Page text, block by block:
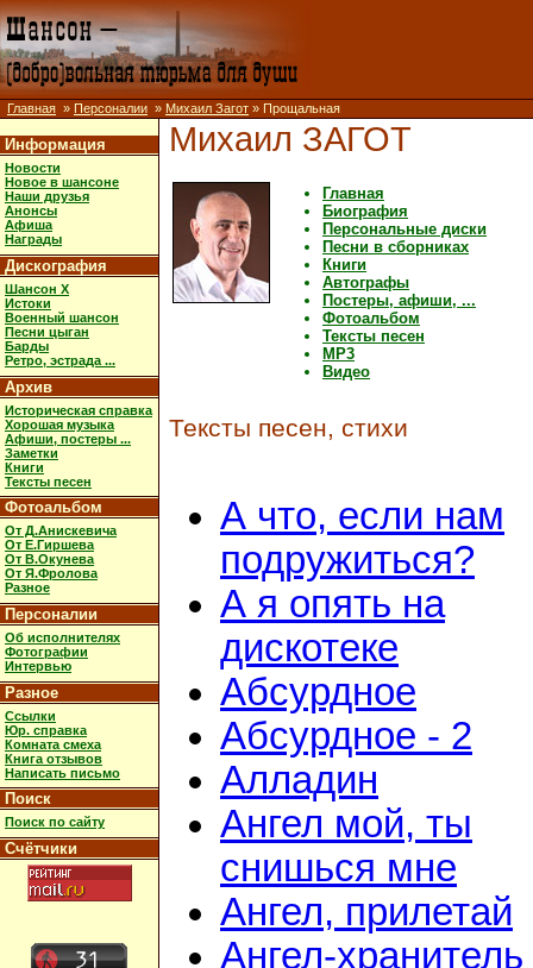
Главная » Персоналии » Михаил Загот » Прощальная
Информация
Новости
Новое в шансоне
Наши друзья
Анонсы
Афиша
Награды
Дискография
Шансон X
Истоки
Военный шансон
Песни цыган
Барды
Ретро, эстрада ...
Архив
Историческая справка
Хорошая музыка
Афиши, постеры ...
Заметки
Книги
Тексты песен
Фотоальбом
От Д.Анискевича
От Е.Гиршева
От В.Окунева
От Я.Фролова
Разное
Персоналии
Об исполнителях
Фотографии
Интервью
Разное
Ссылки
Юр. справка
Комната смеха
Книга отзывов
Написать письмо
Поиск
Поиск по сайту
Счётчики
Михаил ЗАГОТ
Главная
Биография
Персональные диски
Песни в сборниках
Книги
Автографы
Постеры, афиши, ...
Фотоальбом
Тексты песен
MP3
Видео
Тексты песен, стихи
А что, если нам
подружиться?
А я опять на
дискотеке
Абсурдное
Абсурдное - 2
Алладин
Ангел мой, ты
снишься мне
Ангел, прилетай
Ангел-хранитель